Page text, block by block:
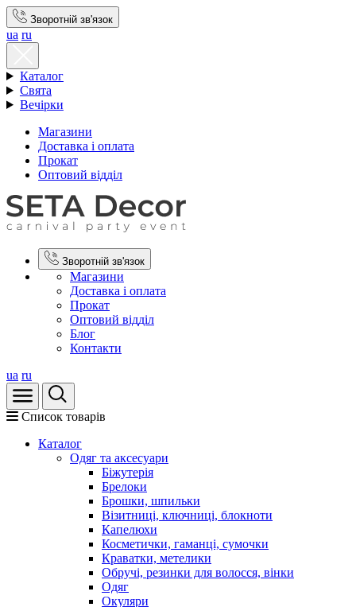
Зворотній зв'язок
ua ru
Каталог
Свята
Вечірки
Магазини
Доставка і оплата
Прокат
Оптовий відділ
Зворотній зв'язок
Магазини
Доставка і оплата
Прокат
Оптовий відділ
Блог
Контакти
ua ru
Список товарів
Каталог
Oдяг та аксесуари
Біжутерія
Брелоки
Брошки, шпильки
Візитниці, ключниці, блокноти
Капелюхи
Косметички, гаманці, сумочки
Краватки, метелики
Обручі, резинки для волосся, вінки
Одяг
Окуляри